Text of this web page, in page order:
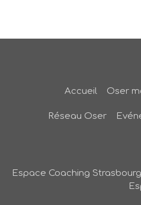
Accueil Oser
Réseau Oser
Espace Coaching Strasbourg